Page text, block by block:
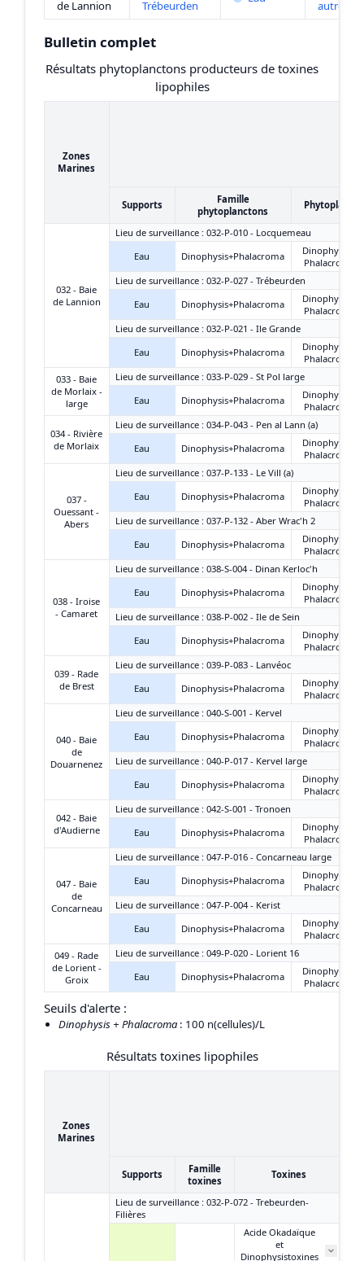
de Lannion
Trébeurden
autres
Bulletin complet
Résultats phytoplanctons producteurs de toxines
lipophiles
Zones
Marines
Supports
Famille
phytoplanctons
032 - Baie
de Lannion
Lieu de surveillance : 032-P-010 - Locquemeau
Eau
Dinophysis+Phalacroma
Dinophysis +
Phalacroma
Lieu de surveillance : 032-P-027 - Trébeurden
Eau
Dinophysis+Phalacroma
Dinophysis +
Phalacroma
Lieu de surveillance : 032-P-021 - Ile Grande
Eau
Dinophysis+Phalacroma
Dinophysis +
Phalacroma
033 - Baie
de Morlaix -
large
Lieu de surveillance : 033-P-029 - St Pol large
Eau
Dinophysis+Phalacroma
Dinophysis +
Phalacroma
034 - Rivière
de Morlaix
Lieu de surveillance : 034-P-043 - Pen al Lann (a)
Eau
Dinophysis+Phalacroma
Dinophysis +
Phalacroma
037 -
Ouessant -
Abers
Lieu de surveillance : 037-P-133 - Le Vill (a)
Eau
Dinophysis+Phalacroma
Dinophysis +
Phalacroma
Lieu de surveillance : 037-P-132 - Aber Wrac'h 2
Eau
Dinophysis+Phalacroma
Dinophysis +
Phalacroma
038 - Iroise
- Camaret
Lieu de surveillance : 038-S-004 - Dinan Kerloc'h
Eau
Dinophysis+Phalacroma
Dinophysis +
Phalacroma
Lieu de surveillance : 038-P-002 - Ile de Sein
Eau
Dinophysis+Phalacroma
Dinophysis +
Phalacroma
039 - Rade
de Brest
Lieu de surveillance : 039-P-083 - Lanvéoc
Eau
Dinophysis+Phalacroma
Dinophysis +
Phalacroma
040 - Baie
de
Douarnenez
Lieu de surveillance : 040-S-001 - Kervel
Eau
Dinophysis+Phalacroma
Dinophysis +
Phalacroma
Lieu de surveillance : 040-P-017 - Kervel large
Eau
Dinophysis+Phalacroma
Dinophysis +
Phalacroma
042 - Baie
d'Audierne
Lieu de surveillance : 042-S-001 - Tronoen
Eau
Dinophysis+Phalacroma
Dinophysis +
Phalacroma
047 - Baie
de
Concarneau
Lieu de surveillance : 047-P-016 - Concarneau large
Eau
Dinophysis+Phalacroma
Dinophysis +
Phalacroma
Lieu de surveillance : 047-P-004 - Kerist
Eau
Dinophysis+Phalacroma
Dinophysis +
Phalacroma
049 - Rade
de Lorient -
Groix
Lieu de surveillance : 049-P-020 - Lorient 16
Eau
Dinophysis+Phalacroma
Dinophysis +
Phalacroma
Seuils d'alerte :
Dinophysis + Phalacroma : 100 n(cellules)/L
Résultats toxines lipophiles
Zones
Marines
Supports
Famille
toxines
Toxines
Lieu de surveillance : 032-P-072 - Trebeurden-
Filières
Acide Okadaïque
et
Dinophysistoxines